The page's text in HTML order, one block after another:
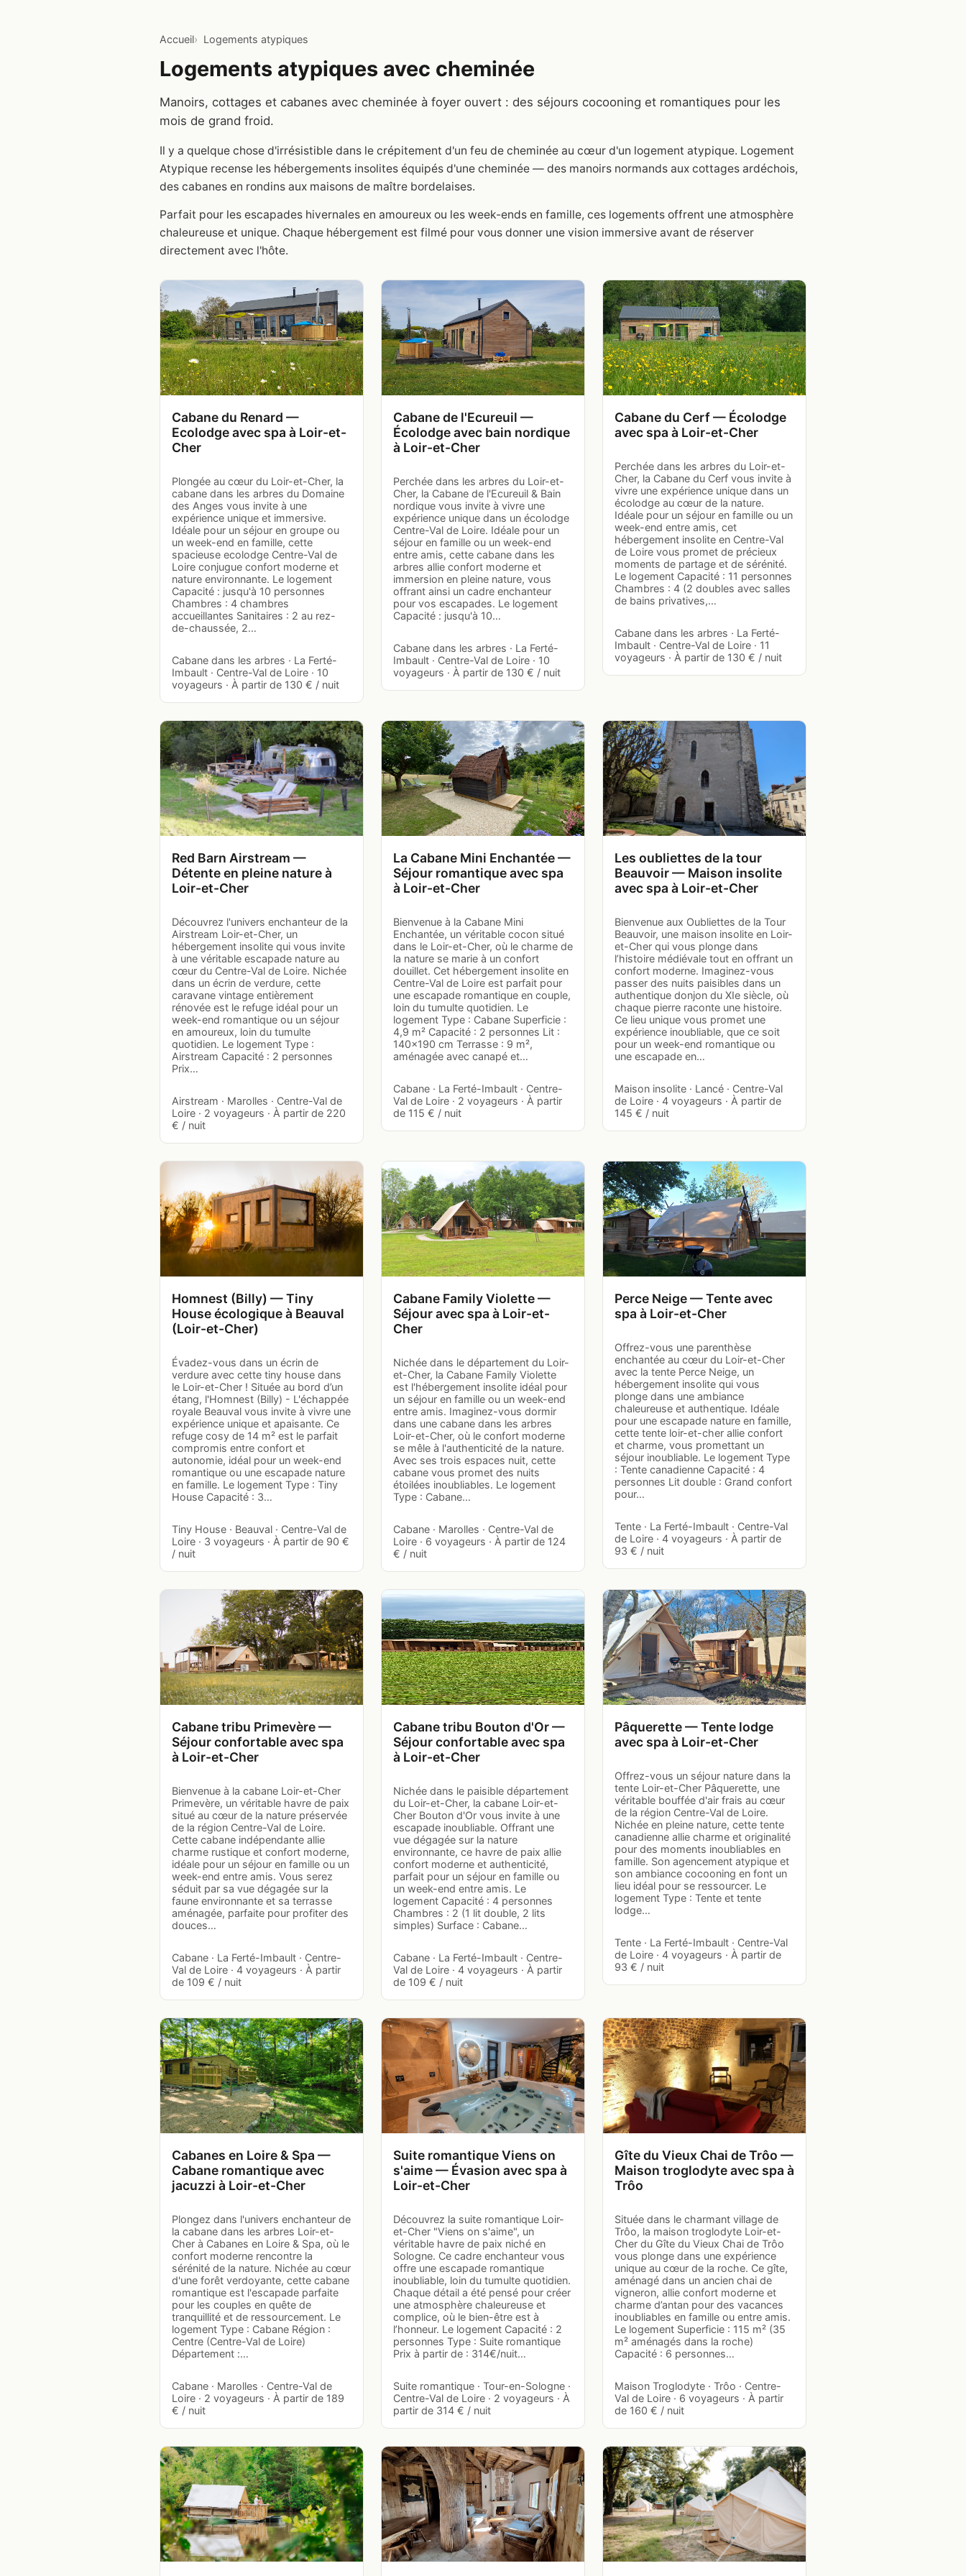
Accueil Logements atypiques
Logements atypiques avec cheminée
Manoirs, cottages et cabanes avec cheminée à foyer ouvert : des séjours cocooning et romantiques pour les
mois de grand froid.
Il y a quelque chose d'irrésistible dans le crépitement d'un feu de cheminée au cœur d'un logement atypique. Logement
Atypique recense les hébergements insolites équipés d'une cheminée — des manoirs normands aux cottages ardéchois,
des cabanes en rondins aux maisons de maître bordelaises.
Parfait pour les escapades hivernales en amoureux ou les week-ends en famille, ces logements offrent une atmosphère
chaleureuse et unique. Chaque hébergement est filmé pour vous donner une vision immersive avant de réserver
directement avec l'hôte.
Cabane du Renard —
Ecolodge avec spa à Loir-et-
Cher
Plongée au cœur du Loir-et-Cher, la
cabane dans les arbres du Domaine
des Anges vous invite à une
expérience unique et immersive.
Idéale pour un séjour en groupe ou
un week-end en famille, cette
spacieuse ecolodge Centre-Val de
Loire conjugue confort moderne et
nature environnante. Le logement
Capacité : jusqu'à 10 personnes
Chambres : 4 chambres
accueillantes Sanitaires : 2 au rez-
de-chaussée, 2…
Cabane dans les arbres · La Ferté-
Imbault · Centre-Val de Loire · 10
voyageurs · À partir de 130 € / nuit
Cabane de l'Ecureuil —
Écolodge avec bain nordique
à Loir-et-Cher
Perchée dans les arbres du Loir-et-
Cher, la Cabane de l'Ecureuil & Bain
nordique vous invite à vivre une
expérience unique dans un écolodge
Centre-Val de Loire. Idéale pour un
séjour en famille ou un week-end
entre amis, cette cabane dans les
arbres allie confort moderne et
immersion en pleine nature, vous
offrant ainsi un cadre enchanteur
pour vos escapades. Le logement
Capacité : jusqu'à 10…
Cabane dans les arbres · La Ferté-
Imbault · Centre-Val de Loire · 10
voyageurs · À partir de 130 € / nuit
Cabane du Cerf — Écolodge
avec spa à Loir-et-Cher
Perchée dans les arbres du Loir-et-
Cher, la Cabane du Cerf vous invite à
vivre une expérience unique dans un
écolodge au cœur de la nature.
Idéale pour un séjour en famille ou un
week-end entre amis, cet
hébergement insolite en Centre-Val
de Loire vous promet de précieux
moments de partage et de sérénité.
Le logement Capacité : 11 personnes
Chambres : 4 (2 doubles avec salles
de bains privatives,…
Cabane dans les arbres · La Ferté-
Imbault · Centre-Val de Loire · 11
voyageurs · À partir de 130 € / nuit
Red Barn Airstream —
Détente en pleine nature à
Loir-et-Cher
Découvrez l'univers enchanteur de la
Airstream Loir-et-Cher, un
hébergement insolite qui vous invite
à une véritable escapade nature au
cœur du Centre-Val de Loire. Nichée
dans un écrin de verdure, cette
caravane vintage entièrement
rénovée est le refuge idéal pour un
week-end romantique ou un séjour
en amoureux, loin du tumulte
quotidien. Le logement Type :
Airstream Capacité : 2 personnes
Prix…
Airstream · Marolles · Centre-Val de
Loire · 2 voyageurs · À partir de 220
€ / nuit
La Cabane Mini Enchantée —
Séjour romantique avec spa
à Loir-et-Cher
Bienvenue à la Cabane Mini
Enchantée, un véritable cocon situé
dans le Loir-et-Cher, où le charme de
la nature se marie à un confort
douillet. Cet hébergement insolite en
Centre-Val de Loire est parfait pour
une escapade romantique en couple,
loin du tumulte quotidien. Le
logement Type : Cabane Superficie :
4,9 m² Capacité : 2 personnes Lit :
140x190 cm Terrasse : 9 m²,
aménagée avec canapé et…
Cabane · La Ferté-Imbault · Centre-
Val de Loire · 2 voyageurs · À partir
de 115 € / nuit
Les oubliettes de la tour
Beauvoir — Maison insolite
avec spa à Loir-et-Cher
Bienvenue aux Oubliettes de la Tour
Beauvoir, une maison insolite en Loir-
et-Cher qui vous plonge dans
l’histoire médiévale tout en offrant un
confort moderne. Imaginez-vous
passer des nuits paisibles dans un
authentique donjon du XIe siècle, où
chaque pierre raconte une histoire.
Ce lieu unique vous promet une
expérience inoubliable, que ce soit
pour un week-end romantique ou
une escapade en…
Maison insolite · Lancé · Centre-Val
de Loire · 4 voyageurs · À partir de
145 € / nuit
Homnest (Billy) — Tiny
House écologique à Beauval
(Loir-et-Cher)
Évadez-vous dans un écrin de
verdure avec cette tiny house dans
le Loir-et-Cher ! Située au bord d’un
étang, l'Homnest (Billy) - L'échappée
royale Beauval vous invite à vivre une
expérience unique et apaisante. Ce
refuge cosy de 14 m² est le parfait
compromis entre confort et
autonomie, idéal pour un week-end
romantique ou une escapade nature
en famille. Le logement Type : Tiny
House Capacité : 3…
Tiny House · Beauval · Centre-Val de
Loire · 3 voyageurs · À partir de 90 €
/ nuit
Cabane Family Violette —
Séjour avec spa à Loir-et-
Cher
Nichée dans le département du Loir-
et-Cher, la Cabane Family Violette
est l'hébergement insolite idéal pour
un séjour en famille ou un week-end
entre amis. Imaginez-vous dormir
dans une cabane dans les arbres
Loir-et-Cher, où le confort moderne
se mêle à l'authenticité de la nature.
Avec ses trois espaces nuit, cette
cabane vous promet des nuits
étoilées inoubliables. Le logement
Type : Cabane…
Cabane · Marolles · Centre-Val de
Loire · 6 voyageurs · À partir de 124
€ / nuit
Perce Neige — Tente avec
spa à Loir-et-Cher
Offrez-vous une parenthèse
enchantée au cœur du Loir-et-Cher
avec la tente Perce Neige, un
hébergement insolite qui vous
plonge dans une ambiance
chaleureuse et authentique. Idéale
pour une escapade nature en famille,
cette tente loir-et-cher allie confort
et charme, vous promettant un
séjour inoubliable. Le logement Type
: Tente canadienne Capacité : 4
personnes Lit double : Grand confort
pour…
Tente · La Ferté-Imbault · Centre-Val
de Loire · 4 voyageurs · À partir de
93 € / nuit
Cabane tribu Primevère —
Séjour confortable avec spa
à Loir-et-Cher
Bienvenue à la cabane Loir-et-Cher
Primevère, un véritable havre de paix
situé au cœur de la nature préservée
de la région Centre-Val de Loire.
Cette cabane indépendante allie
charme rustique et confort moderne,
idéale pour un séjour en famille ou un
week-end entre amis. Vous serez
séduit par sa vue dégagée sur la
faune environnante et sa terrasse
aménagée, parfaite pour profiter des
douces…
Cabane · La Ferté-Imbault · Centre-
Val de Loire · 4 voyageurs · À partir
de 109 € / nuit
Cabane tribu Bouton d'Or —
Séjour confortable avec spa
à Loir-et-Cher
Nichée dans le paisible département
du Loir-et-Cher, la cabane Loir-et-
Cher Bouton d'Or vous invite à une
escapade inoubliable. Offrant une
vue dégagée sur la nature
environnante, ce havre de paix allie
confort moderne et authenticité,
parfait pour un séjour en famille ou
un week-end entre amis. Le
logement Capacité : 4 personnes
Chambres : 2 (1 lit double, 2 lits
simples) Surface : Cabane…
Cabane · La Ferté-Imbault · Centre-
Val de Loire · 4 voyageurs · À partir
de 109 € / nuit
Pâquerette — Tente lodge
avec spa à Loir-et-Cher
Offrez-vous un séjour nature dans la
tente Loir-et-Cher Pâquerette, une
véritable bouffée d'air frais au cœur
de la région Centre-Val de Loire.
Nichée en pleine nature, cette tente
canadienne allie charme et originalité
pour des moments inoubliables en
famille. Son agencement atypique et
son ambiance cocooning en font un
lieu idéal pour se ressourcer. Le
logement Type : Tente et tente
lodge…
Tente · La Ferté-Imbault · Centre-Val
de Loire · 4 voyageurs · À partir de
93 € / nuit
Cabanes en Loire & Spa —
Cabane romantique avec
jacuzzi à Loir-et-Cher
Plongez dans l'univers enchanteur de
la cabane dans les arbres Loir-et-
Cher à Cabanes en Loire & Spa, où le
confort moderne rencontre la
sérénité de la nature. Nichée au cœur
d'une forêt verdoyante, cette cabane
romantique est l'escapade parfaite
pour les couples en quête de
tranquillité et de ressourcement. Le
logement Type : Cabane Région :
Centre (Centre-Val de Loire)
Département :…
Cabane · Marolles · Centre-Val de
Loire · 2 voyageurs · À partir de 189
€ / nuit
Suite romantique Viens on
s'aime — Évasion avec spa à
Loir-et-Cher
Découvrez la suite romantique Loir-
et-Cher "Viens on s'aime", un
véritable havre de paix niché en
Sologne. Ce cadre enchanteur vous
offre une escapade romantique
inoubliable, loin du tumulte quotidien.
Chaque détail a été pensé pour créer
une atmosphère chaleureuse et
complice, où le bien-être est à
l’honneur. Le logement Capacité : 2
personnes Type : Suite romantique
Prix à partir de : 314€/nuit…
Suite romantique · Tour-en-Sologne ·
Centre-Val de Loire · 2 voyageurs · À
partir de 314 € / nuit
Gîte du Vieux Chai de Trôo —
Maison troglodyte avec spa à
Trôo
Située dans le charmant village de
Trôo, la maison troglodyte Loir-et-
Cher du Gîte du Vieux Chai de Trôo
vous plonge dans une expérience
unique au cœur de la roche. Ce gîte,
aménagé dans un ancien chai de
vigneron, allie confort moderne et
charme d’antan pour des vacances
inoubliables en famille ou entre amis.
Le logement Superficie : 115 m² (35
m² aménagés dans la roche)
Capacité : 6 personnes…
Maison Troglodyte · Trôo · Centre-
Val de Loire · 6 voyageurs · À partir
de 160 € / nuit